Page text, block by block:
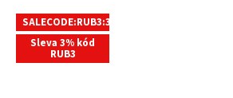
SALECODE:RUB3:3:%
Sleva 3% kód
RUB3